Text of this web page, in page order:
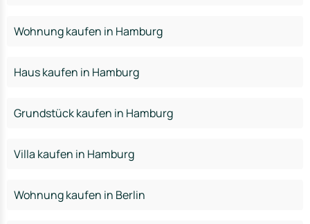
Wohnung kaufen in Hamburg
Haus kaufen in Hamburg
Grundstück kaufen in Hamburg
Villa kaufen in Hamburg
Wohnung kaufen in Berlin